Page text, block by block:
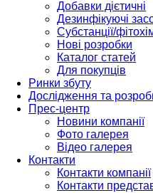
Добавки дієтичні
Дезинфікуючі
Субстанції/
Нові розробки
Каталог статей
Для покупців
Ринки збуту
Дослідження та
Прес-центр
Новини компанії
Фото галерея
Відео галерея
Контакти
Контакти компанії
Контакти